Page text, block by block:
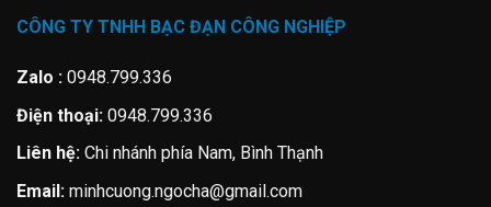
CÔNG TY TNHH BẠC ĐẠN CÔNG NGHIỆP
Zalo : 0948.799.336
Điện thoại: 0948.799.336
Liên hệ: Chi nhánh phía Nam, Bình Thạnh
Email: minhcuong.ngocha@gmail.com